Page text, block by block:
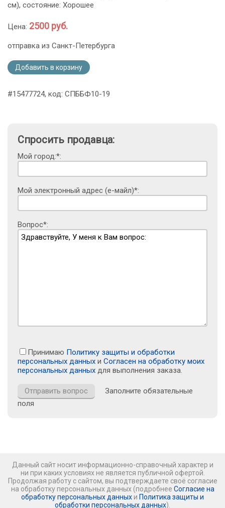
см), состояние: Хорошее
Цена: 2500 руб.
отправка из Санкт-Петербурга
Добавить в корзину
#15477724, код: СПББФ10-19
Спросить продавца:
Мой город:*:
Мой электронный адрес (е-майл)*:
Вопрос*:
Принимаю Политику защиты и обработки
персональных данных и Согласен на обработку моих
персональных данных для выполнения заказа.
Заполните обязательные
поля
Данный сайт носит информационно-справочный характер и
ни при каких условиях не является публичной офертой.
Продолжая работу с сайтом, вы подтверждаете своё согласие
на обработку персональных данных (подробнее Согласие на
обработку персональных данных и Политика защиты и
обработки персональных данных).